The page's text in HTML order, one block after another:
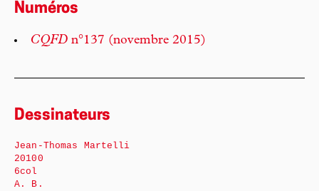
Numéros
CQFD n°137 (novembre 2015)
Dessinateurs
Jean-Thomas Martelli
20100
6col
A. B.